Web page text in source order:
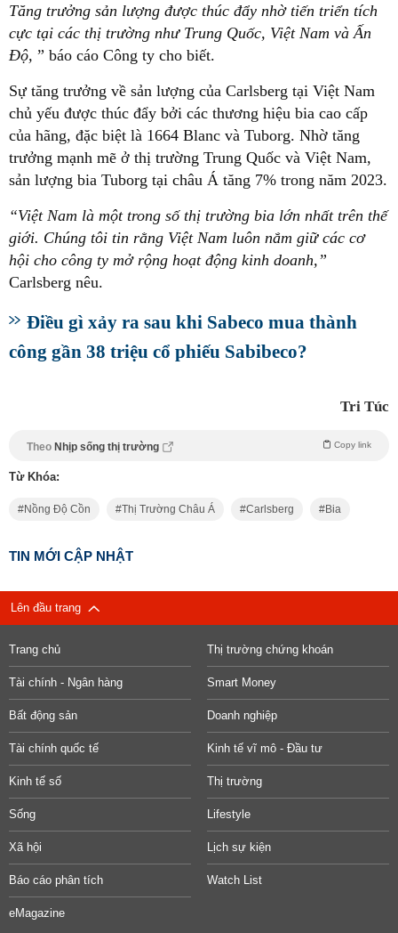
Tăng trưởng sản lượng được thúc đẩy nhờ tiến triển tích
cực tại các thị trường như Trung Quốc, Việt Nam và Ấn
Độ, ” báo cáo Công ty cho biết.
Sự tăng trưởng về sản lượng của Carlsberg tại Việt Nam
chủ yếu được thúc đẩy bởi các thương hiệu bia cao cấp
của hãng, đặc biệt là 1664 Blanc và Tuborg. Nhờ tăng
trưởng mạnh mẽ ở thị trường Trung Quốc và Việt Nam,
sản lượng bia Tuborg tại châu Á tăng 7% trong năm 2023.
“Việt Nam là một trong số thị trường bia lớn nhất trên thế
giới. Chúng tôi tin rằng Việt Nam luôn nắm giữ các cơ
hội cho công ty mở rộng hoạt động kinh doanh,”
Carlsberg nêu.
Điều gì xảy ra sau khi Sabeco mua thành
công gần 38 triệu cổ phiếu Sabibeco?
Tri Túc
Theo Nhịp sống thị trường Copy link
Từ Khóa:
Nồng Độ Cồn Thị Trường Châu Á Carlsberg Bia
TIN MỚI CẬP NHẬT
Lên đầu trang
Trang chủ Thị trường chứng khoán
Tài chính - Ngân hàng Smart Money
Bất động sản Doanh nghiệp
Tài chính quốc tế Kinh tế vĩ mô - Đầu tư
Kinh tế số Thị trường
Sống Lifestyle
Xã hội Lịch sự kiện
Báo cáo phân tích Watch List
eMagazine